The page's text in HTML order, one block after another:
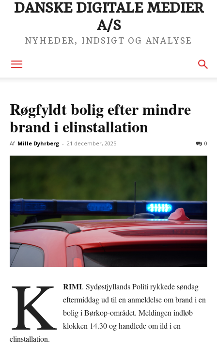
DANSKE DIGITALE MEDIER
A/S
NYHEDER, INDSIGT OG ANALYSE
Røgfyldt bolig efter mindre
brand i elinstallation
Af Mille Dyhrberg - 21 december, 2025 0
K RIMI. Sydøstjyllands Politi rykkede søndag
eftermiddag ud til en anmeldelse om brand i en
bolig i Børkop-området. Meldingen indløb
klokken 14.30 og handlede om ild i en
elinstallation.